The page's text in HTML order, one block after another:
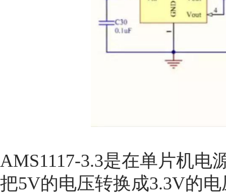
AMS1117-3.3是在单片机电
把5V的电压转换成3.3V的